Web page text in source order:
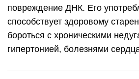
повреждение ДНК. Его
способствует здоровому
бороться с хроническими
гипертонией, болезнями